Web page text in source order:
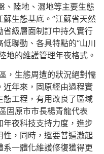
、陸地、濕地等主要生態
生態基底。”江蘇省天然
級層面制訂中持久實行
聯動、各具特點的“山川
地的維護管理年夜格式。
，生態周遭的狀況絕對懦
近年來，固原經由過程實
工程，有用改良了區域
固原市市長楊青龍代表
夜科技支持力度，進步
性，同時，還要普遍激起
一體化維護修復獲得更